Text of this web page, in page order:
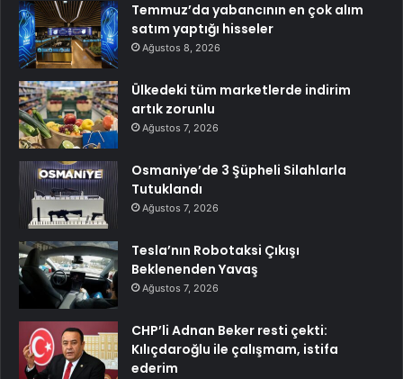
Temmuz’da yabancının en çok alım
satım yaptığı hisseler
Ağustos 8, 2026
Ülkedeki tüm marketlerde indirim
artık zorunlu
Ağustos 7, 2026
Osmaniye’de 3 Şüpheli Silahlarla
Tutuklandı
Ağustos 7, 2026
Tesla’nın Robotaksi Çıkışı
Beklenenden Yavaş
Ağustos 7, 2026
CHP’li Adnan Beker resti çekti:
Kılıçdaroğlu ile çalışmam, istifa
ederim